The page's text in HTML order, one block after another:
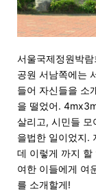
서울국제정원박
공원 서남쪽에는
들어 자신들을 소
을 떨었어.
살리고, 시민들 모
을법한 일이었지.
데 이렇게 까지
여한 이들에게 여
를 소개할게!